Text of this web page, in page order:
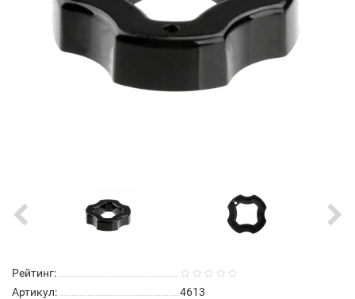
Рейтинг:
Артикул:
4613